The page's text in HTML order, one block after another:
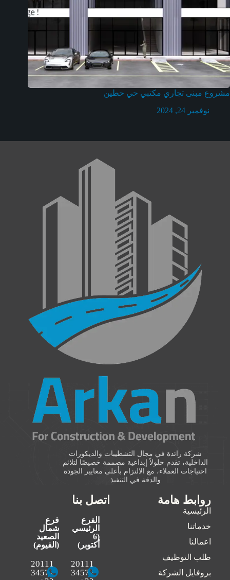
مشروع مبنى تجاري مكتبي حي حطين
نوفمبر 24, 2024
اتصل بنا
فرع
شمال
الصعيد
(الفيوم)
20111
34572
الفرع
الرئيسي
(6
أكتوبر)
20111
34572
روابط هامة
الرئيسية
خدماتنا
اعمالنا
طلب التوظيف
بروفايل الشركة
شركة رائدة في مجال التشطيبات والديكورات
الداخلية، تقدم حلولاً إبداعية مصممة خصيصًا لتلائم
احتياجات العملاء، مع الالتزام بأعلى معايير الجودة
والدقة في التنفيذ